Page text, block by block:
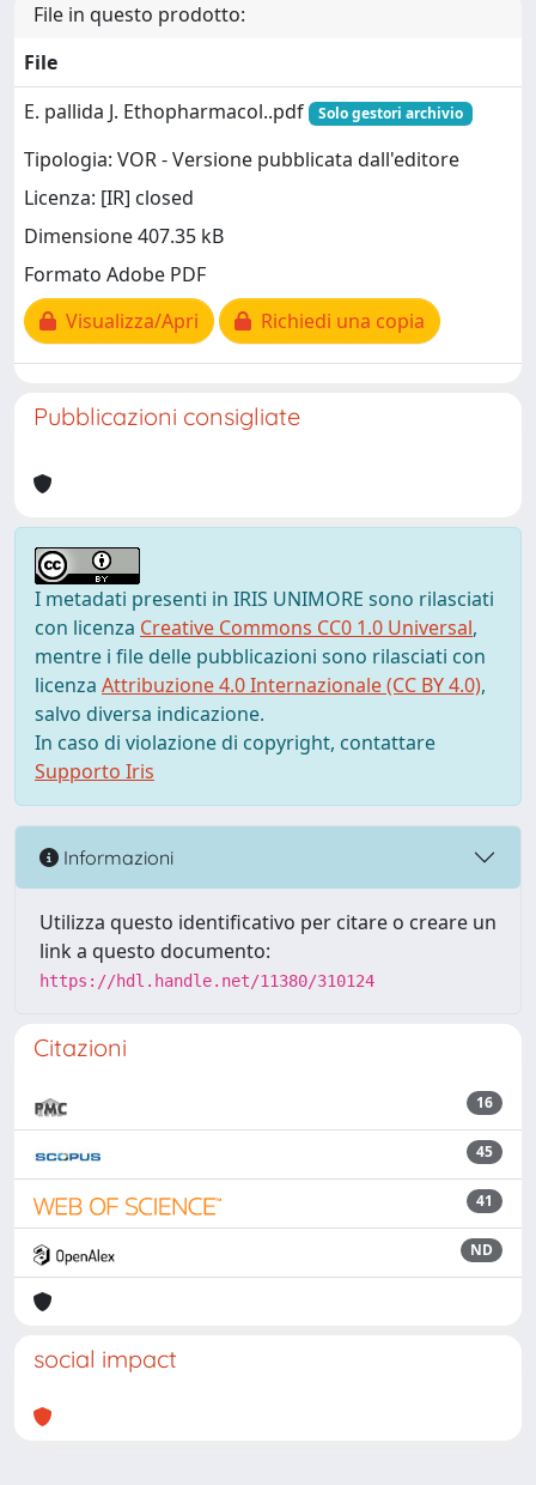
File in questo prodotto:
File
E. pallida J. Ethopharmacol..pdf
Solo gestori archivio
Tipologia: VOR - Versione pubblicata dall'editore
Licenza: [IR] closed
Dimensione 407.35 kB
Formato Adobe PDF
Visualizza/Apri
Richiedi una copia
Pubblicazioni consigliate
I metadati presenti in IRIS UNIMORE sono rilasciati
con licenza Creative Commons CC0 1.0 Universal,
mentre i file delle pubblicazioni sono rilasciati con
licenza Attribuzione 4.0 Internazionale (CC BY 4.0),
salvo diversa indicazione.
In caso di violazione di copyright, contattare
Supporto Iris
Informazioni
Utilizza questo identificativo per citare o creare un
link a questo documento:
https://hdl.handle.net/11380/310124
Citazioni
16
45
41
ND
social impact